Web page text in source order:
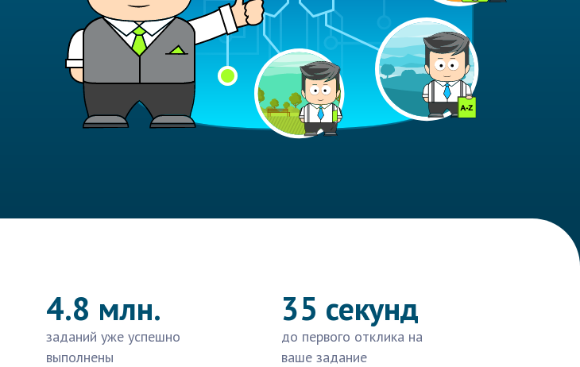
4.8 млн.
заданий уже успешно
выполнены
35 секунд
до первого отклика на
ваше задание